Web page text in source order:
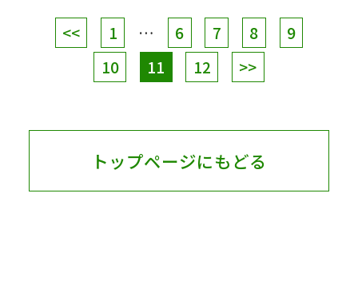
<< 1 … 6 7 8
9
10
11 12 >>
トップページにもどる